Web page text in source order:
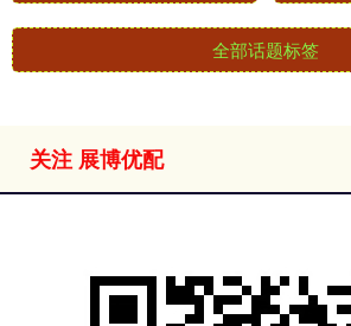
全部话题标签
关注 展博优配